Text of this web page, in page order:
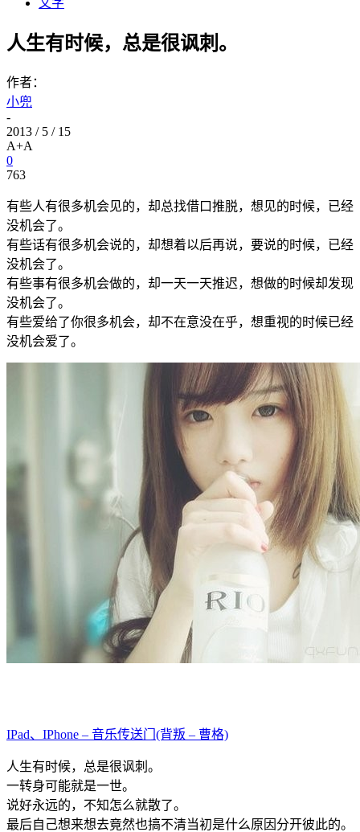
文字
人生有时候，总是很讽刺。
作者：
小兜
-
2013 / 5 / 15
A+A
0
763
有些人有很多机会见的，却总找借口推脱，想见的时候，已经
没机会了。
有些话有很多机会说的，却想着以后再说，要说的时候，已经
没机会了。
有些事有很多机会做的，却一天一天推迟，想做的时候却发现
没机会了。
有些爱给了你很多机会，却不在意没在乎，想重视的时候已经
没机会爱了。
IPad、IPhone – 音乐传送门(背叛 – 曹格)
人生有时候，总是很讽刺。
一转身可能就是一世。
说好永远的，不知怎么就散了。
最后自己想来想去竟然也搞不清当初是什么原因分开彼此的。